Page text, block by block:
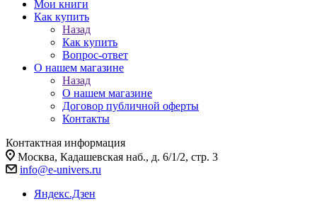
Мои книги
Как купить
Назад
Как купить
Вопрос-ответ
О нашем магазине
Назад
О нашем магазине
Договор публичной оферты
Контакты
Контактная информация
Москва, Кадашевская наб., д. 6/1/2, стр. 3
info@e-univers.ru
Яндекс.Дзен